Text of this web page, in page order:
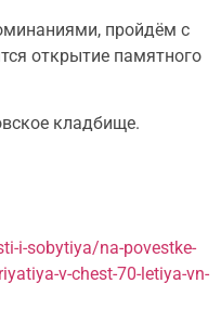
пройдём с
открытие памятного
кладбище.
i-sobytiya/na-povestke-
v-chest-70-letiya-vn-